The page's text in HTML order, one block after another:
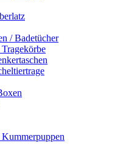
/ Badetücher
Kummerpuppen